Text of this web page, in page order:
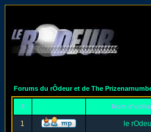
Forums du rÔdeur et de The
# Nom
1 le